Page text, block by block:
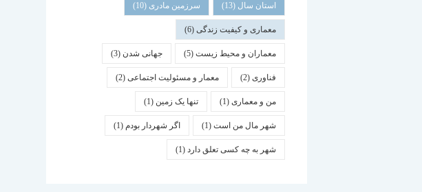
استان سال (13) سرزمین مادری (10)
معماری و کیفیت زندگی(6)
معماران و محیط زیست(5) جهانی شدن (3)
فناوری(2) معمار و مسئولیت اجتماعی(2)
من و معماری(1) تنها یک زمین (1)
شهر مال من است(1) اگر شهردار بودم (1)
شهر به چه کسی تعلق دارد(1)